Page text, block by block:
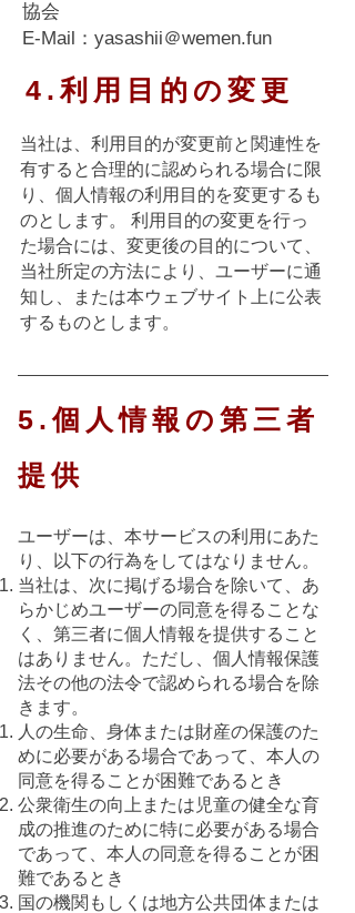
協会
E-Mail： yasashii＠wemen.fun
4.利用目的の変更
当社は、利用目的が変更前と関連性を
有すると合理的に認められる場合に限
り、個人情報の利用目的を変更するも
のとします。 利用目的の変更を行っ
た場合には、変更後の目的について、
当社所定の方法により、ユーザーに通
知し、または本ウェブサイト上に公表
するものとします。
5.個人情報の第三者
提供
ユーザーは、本サービスの利用にあた
り、以下の行為をしてはなりません。
当社は、次に掲げる場合を除いて、あ
らかじめユーザーの同意を得ることな
く、第三者に個人情報を提供すること
はありません。ただし、個人情報保護
法その他の法令で認められる場合を除
きます。
人の生命、身体または財産の保護のた
めに必要がある場合であって、本人の
同意を得ることが困難であるとき
公衆衛生の向上または児童の健全な育
成の推進のために特に必要がある場合
であって、本人の同意を得ることが困
難であるとき
国の機関もしくは地方公共団体または